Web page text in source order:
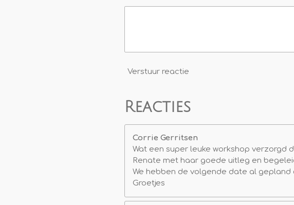
Verstuur reactie
Reacties
Corrie Gerritsen
Wat een super leuke workshop verzorgd
Renate met haar goede uitleg en
We hebben de volgende date al gepland
Groetjes